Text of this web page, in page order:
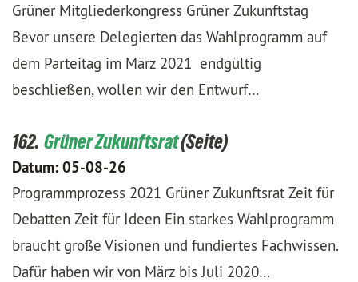
Grüner Mitgliederkongress Grüner Zukunftstag
Bevor unsere Delegierten das Wahlprogramm auf
dem Parteitag im März 2021 endgültig
beschließen, wollen wir den Entwurf…
162. Grüner Zukunftsrat
Datum: 05-08-26
Programmprozess 2021 Grüner Zukunftsrat Zeit für
Debatten Zeit für Ideen Ein starkes Wahlprogramm
braucht große Visionen und fundiertes Fachwissen.
Dafür haben wir von März bis Juli 2020…